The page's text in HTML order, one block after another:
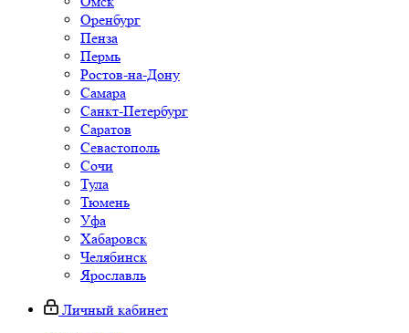
Оренбург
Пенза
Пермь
Ростов-на-Дону
Самара
Санкт-Петербург
Саратов
Севастополь
Сочи
Тула
Тюмень
Уфа
Хабаровск
Челябинск
Ярославль
Личный кабинет